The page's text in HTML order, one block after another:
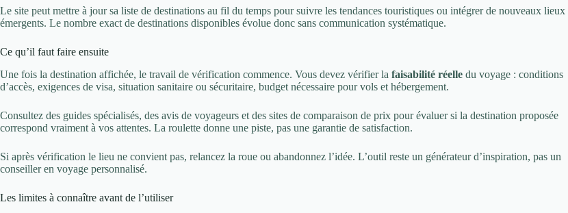
Le site peut mettre à jour sa liste de destinations au fil du temps pour suivre les tendances touristiques ou intégrer de nouveaux lieux
émergents. Le nombre exact de destinations disponibles évolue donc sans communication systématique.
Ce qu’il faut faire ensuite
Une fois la destination affichée, le travail de vérification commence. Vous devez vérifier la faisabilité réelle du voyage : conditions
d’accès, exigences de visa, situation sanitaire ou sécuritaire, budget nécessaire pour vols et hébergement.
Consultez des guides spécialisés, des avis de voyageurs et des sites de comparaison de prix pour évaluer si la destination proposée
correspond vraiment à vos attentes. La roulette donne une piste, pas une garantie de satisfaction.
Si après vérification le lieu ne convient pas, relancez la roue ou abandonnez l’idée. L’outil reste un générateur d’inspiration, pas un
conseiller en voyage personnalisé.
Les limites à connaître avant de l’utiliser